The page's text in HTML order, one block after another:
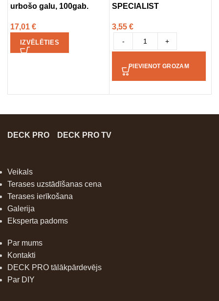
urbošo galu, 100gab.
17,01 €
IZVĒLĒTIES
SPECIALIST
3,55 €
- +
PIEVIENOT GROZAM
DECK PRO DECK PRO TV
Veikals
Terases uzstādīšanas cena
Terases ierīkošana
Galerija
Eksperta padoms
Par mums
Kontakti
DECK PRO tālākpārdevējs
Par DIY